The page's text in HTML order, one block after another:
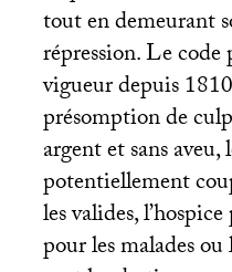
tout en demeurant
répression. Le
vigueur depuis
présomption de
argent et sans
potentiellement
les valides,
pour les malades